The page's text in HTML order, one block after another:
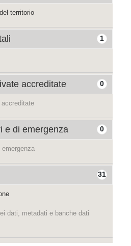
territorio
1
0
accreditate
0
e di emergenza
emergenza
31
dati, metadati e banche dati